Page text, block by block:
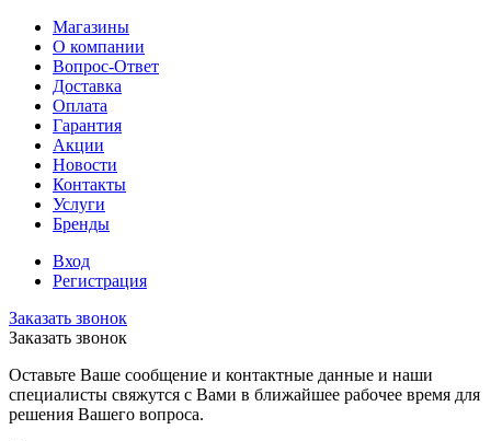
Магазины
О компании
Вопрос-Ответ
Доставка
Оплата
Гарантия
Акции
Новости
Контакты
Услуги
Бренды
Вход
Регистрация
Заказать звонок
Заказать звонок
Оставьте Ваше сообщение и контактные данные и наши
специалисты свяжутся с Вами в ближайшее рабочее время для
решения Вашего вопроса.